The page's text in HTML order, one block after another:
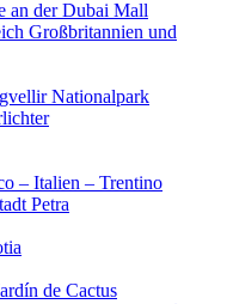
an der Dubai Mall
Großbritannien und
Nationalpark
– Italien – Trentino
Petra
de Cactus